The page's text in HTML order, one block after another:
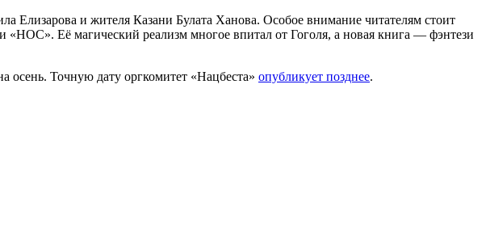
Елизарова и жителя Казани Булата Ханова. Особое внимание читателям стоит
Её магический реализм многое впитал от Гоголя, а новая книга — фэнтези
осень. Точную дату оргкомитет «Нацбеста» опубликует позднее.